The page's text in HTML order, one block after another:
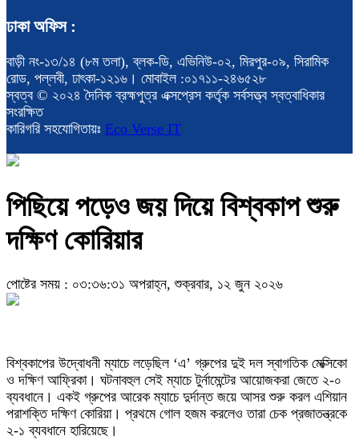
ঢাকা অফিস :
বাড়ী নং-১৩/১৪ (৮ম তলা), ব্লক-ডি, এভিনিউ-০২, মিরপুর-০৯, সিরামিক
রোড, পল্লবী, ঢাৎকা-১২১৬। মোবাইল :০১৭১১-২৪৬৫২৮
স্বত্ব © ২০২৪ দৈনিক ব্রহ্মপুত্র এক্সপ্রেস কর্তৃক সর্বসত্ত্ব স্বত্বাধিকার
সংরক্ষিত
কারিগরি সহযোগিতায়ঃ Eco Verse IT
পিছিয়ে পড়েও জয় দিয়ে বিশ্বকাপ শুরু
দক্ষিণ কোরিয়ার
পোষ্টের সময় : ০৩:৩৬:৩১ অপরাহ্ন, শুক্রবার, ১২ জুন ২০২৬
বিশ্বকাপের উদ্বোধনী ম্যাচে লড়েছিল ‘এ’ গ্রুপের দুই দল স্বাগতিক মেক্সিকো
ও দক্ষিণ আফ্রিকা। ঘটনাবহুল সেই ম্যাচে টুর্নামেন্টের আয়োজকরা জেতে ২-০
ব্যবধানে। একই গ্রুপের আরেক ম্যাচে দুর্দান্ত জয়ে আসর শুরু করল এশিয়ান
পরাশক্তি দক্ষিণ কোরিয়া। প্রথমে গোল হজম করলেও তারা চেক প্রজাতন্ত্রকে
২-১ ব্যবধানে হারিয়েছে।